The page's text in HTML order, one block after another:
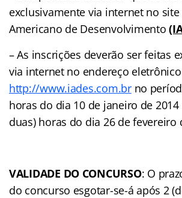
exclusivamente via internet no
Americano de Desenvolvimento
– As inscrições deverão ser feitas
via internet no endereço eletrônico
http://www.iades.com.brno
horas do dia 10 de janeiro de 2014
duas) horas do dia 26 de fevereiro
VALIDADE DO CONCURSO: O
do concurso esgotar-se-á após 2